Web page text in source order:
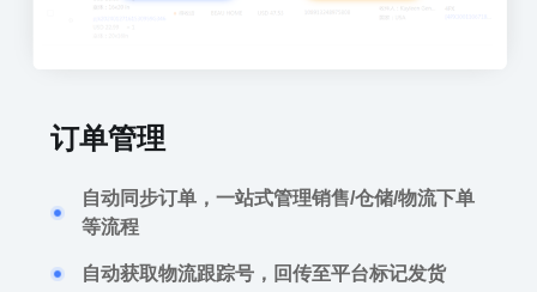
订单管理
自动同步订单，一站式管理销售/仓储/物流下单
等流程
自动获取物流跟踪号，回传至平台标记发货